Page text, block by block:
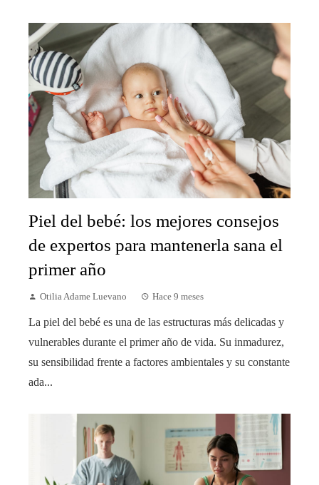
Piel del bebé: los mejores consejos
de expertos para mantenerla sana el
primer año
Otilia Adame Luevano Hace 9 meses
La piel del bebé es una de las estructuras más delicadas y
vulnerables durante el primer año de vida. Su inmadurez,
su sensibilidad frente a factores ambientales y su constante
ada...